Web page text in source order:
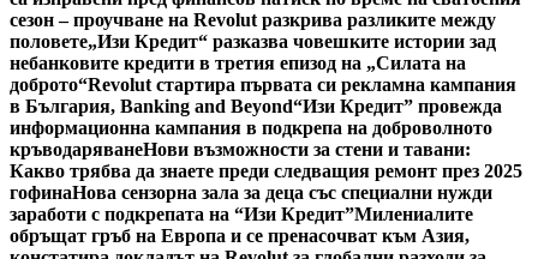
сезон – проучване на Revolut разкрива разликите между
половете„Изи Кредит“ разказва човешките истории зад
небанковите кредити в третия епизод на „Силата на
доброто“Revolut стартира първата си рекламна кампания
в България, Banking and Beyond“Изи Кредит” провежда
информационна кампания в подкрепа на доброволното
кръводаряванеНови възможности за стени и тавани:
Какво трябва да знаете преди следващия ремонт през 2025
гофинаНова сензорна зала за деца със специални нужди
заработи с подкрепата на “Изи Кредит”Милениалите
обръщат гръб на Европа и се пренасочват към Азия,